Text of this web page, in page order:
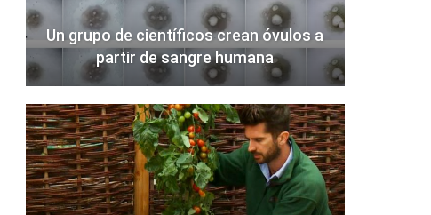
Un grupo de científicos crean óvulos a
partir de sangre humana